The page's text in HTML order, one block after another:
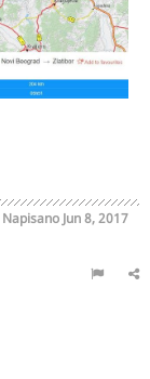
Napisano Jun 8, 2017